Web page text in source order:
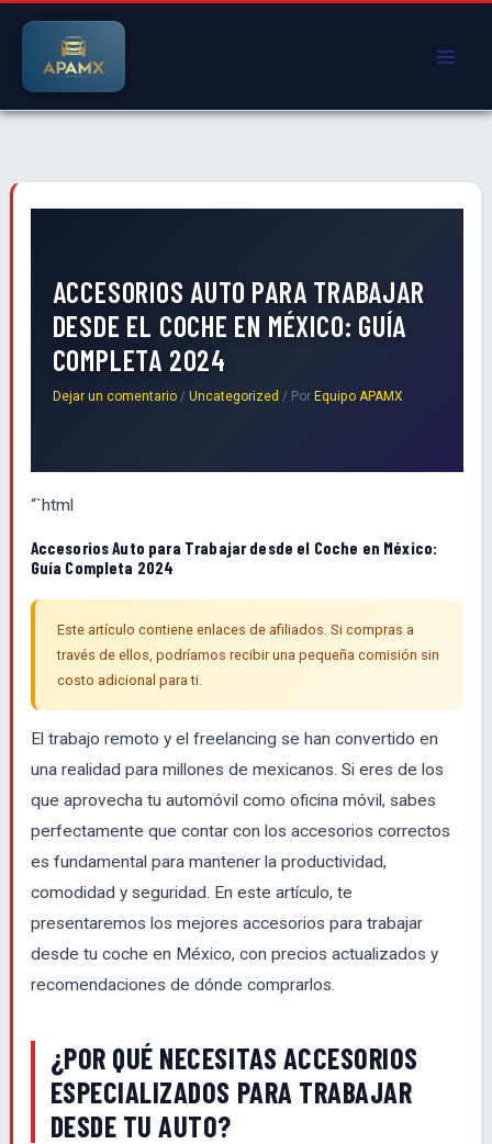
contenido
ACCESORIOS AUTO PARA TRABAJAR
DESDE EL COCHE EN MÉXICO: GUÍA
COMPLETA 2024
Dejar un comentario / Uncategorized / Por Equipo APAMX
“`html
Accesorios Auto para Trabajar desde el Coche en México:
Guía Completa 2024
Este artículo contiene enlaces de afiliados. Si compras a
través de ellos, podríamos recibir una pequeña comisión sin
costo adicional para ti.
El trabajo remoto y el freelancing se han convertido en
una realidad para millones de mexicanos. Si eres de los
que aprovecha tu automóvil como oficina móvil, sabes
perfectamente que contar con los accesorios correctos
es fundamental para mantener la productividad,
comodidad y seguridad. En este artículo, te
presentaremos los mejores accesorios para trabajar
desde tu coche en México, con precios actualizados y
recomendaciones de dónde comprarlos.
¿POR QUÉ NECESITAS ACCESORIOS
ESPECIALIZADOS PARA TRABAJAR
DESDE TU AUTO?